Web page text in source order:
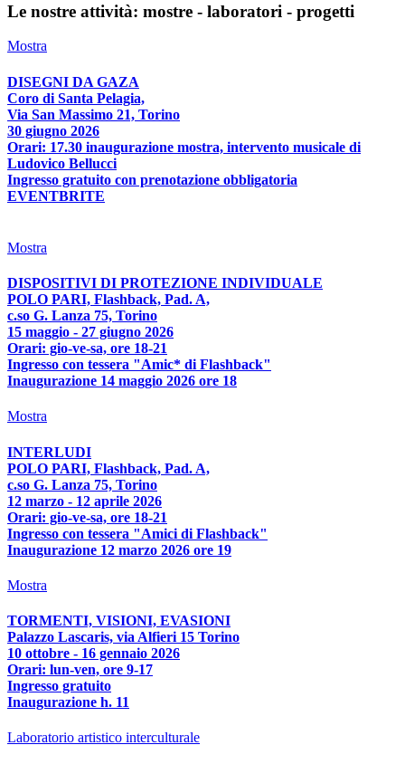
Le nostre attività: mostre - laboratori - progetti
Mostra
DISEGNI DA GAZA
Coro di Santa Pelagia,
Via San Massimo 21, Torino
30 giugno 2026
Orari: 17.30 inaugurazione mostra, intervento musicale di
Ludovico Bellucci
Ingresso gratuito con prenotazione obbligatoria
EVENTBRITE
Mostra
DISPOSITIVI DI PROTEZIONE INDIVIDUALE
POLO PARI, Flashback, Pad. A,
c.so G. Lanza 75, Torino
15 maggio - 27 giugno 2026
Orari: gio-ve-sa, ore 18-21
Ingresso con tessera "Amic* di Flashback"
Inaugurazione 14 maggio 2026 ore 18
Mostra
INTERLUDI
POLO PARI, Flashback, Pad. A,
c.so G. Lanza 75, Torino
12 marzo - 12 aprile 2026
Orari: gio-ve-sa, ore 18-21
Ingresso con tessera "Amici di Flashback"
Inaugurazione 12 marzo 2026 ore 19
Mostra
TORMENTI, VISIONI, EVASIONI
Palazzo Lascaris, via Alfieri 15 Torino
10 ottobre - 16 gennaio 2026
Orari: lun-ven, ore 9-17
Ingresso gratuito
Inaugurazione h. 11
Laboratorio artistico interculturale